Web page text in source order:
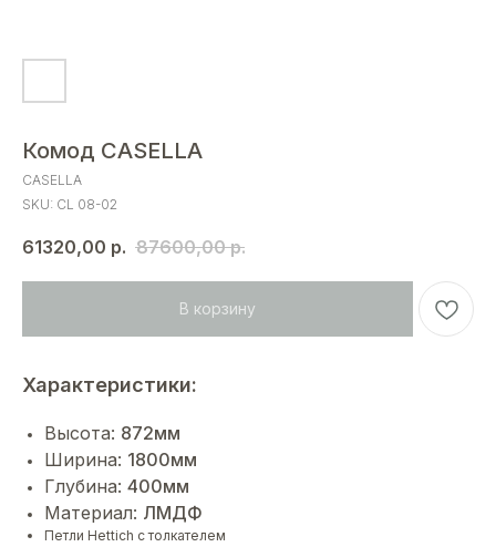
Комод CASELLA
CASELLA
SKU: CL 08-02
61320,00 р. 87600,00 р.
В корзину
Характеристики:
Высота: 872мм
Ширина: 1800мм
Глубина: 400мм
Материал: ЛМДФ
Петли Hettich с толкателем